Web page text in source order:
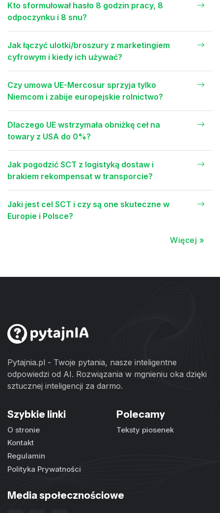
Kto sformułował hasło 8 godzin pracy, 8
odpoczynku i 8 snu?
Jak łączyć ulotki/broszury z marketingiem
cyfrowym i kiedy ich używać?
Czy umowa UE-Mercosur sprzyja tylko
Niemcom i zabije europejskie rolnictwo?
Dlaczego UE wstrzymała obniżkę ceł na
towary z USA do 0%?
Jak pogodzić SCT z logistyką dostaw i
brakiem rekompensat w transporcie?
Jaki jest cel SCT i czy są one skuteczne w
Europie i Polsce?
Więcej »
Pytajnia.pl - Twoje pytania, nasze inteligentne
odpowiedzi od AI. Rozwiązania w mgnieniu oka dzięki
sztucznej inteligencji za darmo.
Szybkie linki
O stronie
Kontakt
Regulamin
Polityka Prywatności
Polecamy
Teksty piosenek
Media społecznościowe